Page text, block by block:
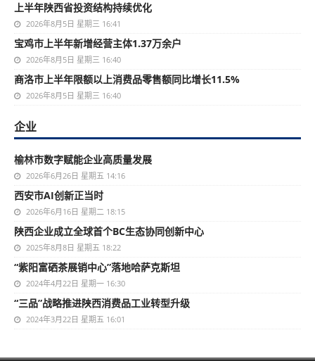
上半年陕西省投资结构持续优化
2026年8月5日 星期三 16:41
宝鸡市上半年新增经营主体1.37万余户
2026年8月5日 星期三 16:40
商洛市上半年限额以上消费品零售额同比增长11.5%
2026年8月5日 星期三 16:40
企业
榆林市数字赋能企业高质量发展
2026年6月26日 星期五 14:16
西安市AI创新正当时
2026年6月16日 星期二 18:15
陕西企业成立全球首个BC生态协同创新中心
2025年8月8日 星期五 18:22
“紫阳富硒茶展销中心”落地哈萨克斯坦
2024年4月22日 星期一 16:30
“三品”战略推进陕西消费品工业转型升级
2024年3月22日 星期五 16:01